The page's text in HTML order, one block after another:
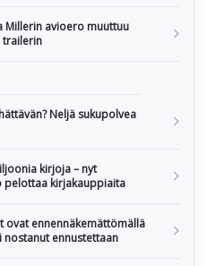
Millerin avioero muuttuu
trailerin
Neljä sukupolvea
kirjoja – nyt
pelottaa kirjakauppiaita
ovat ennennäkemättömällä
nostanut ennustettaan